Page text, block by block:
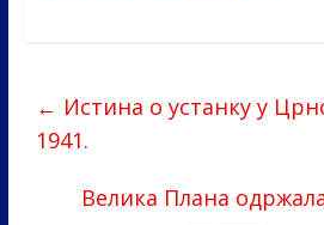
o
o
k
dI
← Истина о устанку у
1941.
Велика Плана